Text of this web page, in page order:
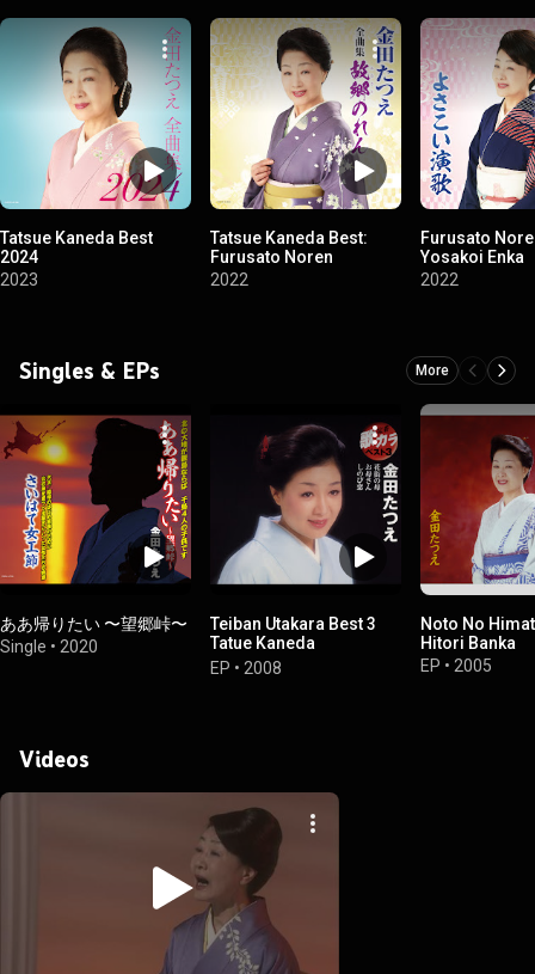
Tatsue Kaneda Best
2024
2023
Tatsue Kaneda Best:
Furusato Noren
2022
Furusato
Yosakoi Enka
2022
Singles & EPs More
ああ帰りたい 〜望郷峠〜
Single • 2020
Teiban Utakara Best 3
Tatue Kaneda
Hanamachi No Haha /
EP • 2008
Noto No
Hitori Banka
EP • 2005
Videos